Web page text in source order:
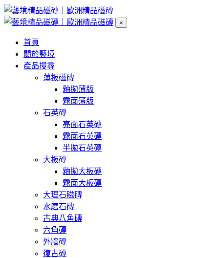
×
首頁
關於藝境
產品搜尋
薄板磁磚
釉拋薄版
霧面薄版
石英磚
亮面石英磚
霧面石英磚
半拋石英磚
大板磚
釉拋大板磚
霧面大板磚
大理石磁磚
水磨石磚
古典八角磚
六角磚
外牆磚
復古磚